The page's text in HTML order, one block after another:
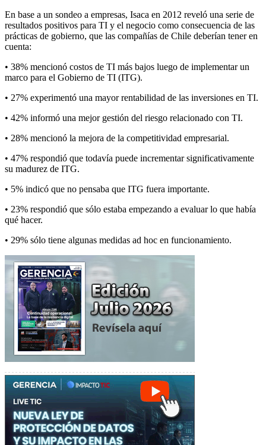
En base a un sondeo a empresas, Isaca en 2012 reveló una serie de
resultados positivos para TI y el negocio como consecuencia de las
prácticas de gobierno, que las compañías de Chile deberían tener en
cuenta:
• 38% mencionó costos de TI más bajos luego de implementar un
marco para el Gobierno de TI (ITG).
• 27% experimentó una mayor rentabilidad de las inversiones en TI.
• 42% informó una mejor gestión del riesgo relacionado con TI.
• 28% mencionó la mejora de la competitividad empresarial.
• 47% respondió que todavía puede incrementar significativamente
su madurez de ITG.
• 5% indicó que no pensaba que ITG fuera importante.
• 23% respondió que sólo estaba empezando a evaluar lo que había
qué hacer.
• 29% sólo tiene algunas medidas ad hoc en funcionamiento.